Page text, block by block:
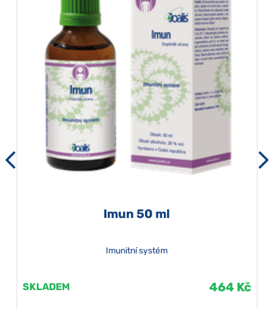
Imun 50 ml
Imunitní systém
SKLADEM 464 Kč